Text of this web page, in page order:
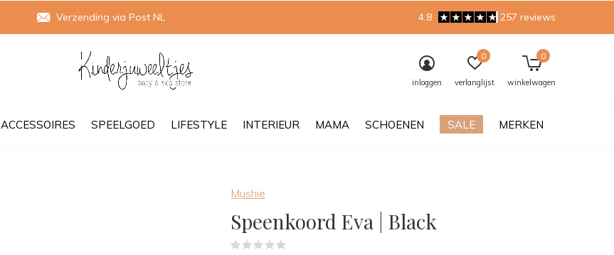
ACCESSOIRES SPEELGOED LIFESTYLE INTERIEUR MAMA SCHOENEN SALE MERKEN
inloggen verlanglijst
0
winkelwagen
0
Verzending via Post NL 4.8 257 reviews
Mushie
Speenkoord Eva | Black